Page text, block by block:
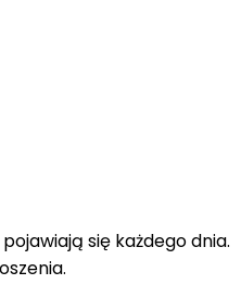
się każdego dnia.